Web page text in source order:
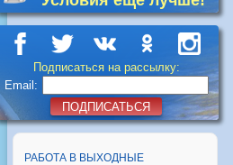
Подписаться на рассылку:
Email:
ПОДПИСАТЬСЯ
РАБОТА В ВЫХОДНЫЕ